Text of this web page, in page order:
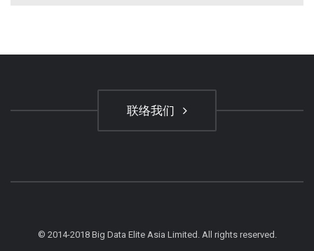
联络我们
© 2014-2018 Big Data Elite Asia Limited. All rights reserved.